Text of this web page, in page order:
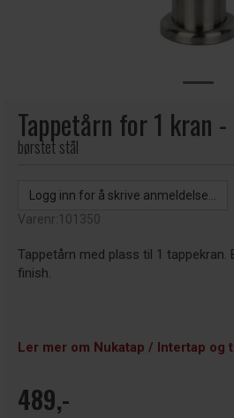
Tappetårn for 1 kran
børstet stål
Logg inn for å skrive anmeldelse...
Varenr:101350
Tappetårn med plass til 1 tappekran.
finish.
Ler mer om Nukatap / Intertap og
489,-